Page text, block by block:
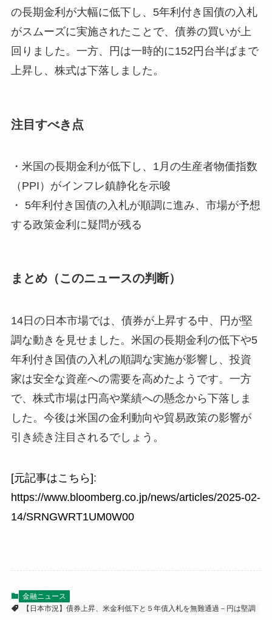
の長期金利が大幅に低下し、5年利付き国債の入札
がスムーズに実施されたことで、債券の買いが上
回りました。一方、円は一時的に152円台半ばまで
上昇し、株式は下落しました。
注目すべき点
・米国の長期金利が低下し、1月の生産者物価指数
（PPI）がインフレ鎮静化を示唆
・ 5年利付き国債の入札が順調に進み、市場が予想
する政策金利に疑問が残る
まとめ（このニュースの判断）
14日の日本市場では、債券が上昇する中、円が堅
調な動きを見せました。米国の長期金利の低下や5
年利付き国債の入札の順調な実施が影響し、投資
家は安全な資産への需要を高めたようです。一方
で、株式市場は円高や業績への懸念から下落しま
した。今後は米国の金利動向や貿易政策の影響が
引き続き注目されるでしょう。
[元記事はこちら]:
https://www.bloomberg.co.jp/news/articles/2025-02-
14/SRNGWRT1UM0W00
金融ニュース
【日本市況】債券上昇、米金利低下と５年債入札を無難通過－円は堅調